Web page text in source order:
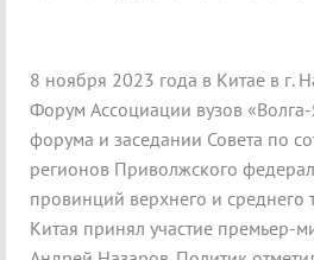
8 ноября 2023 года в Китае в г.
Форум Ассоциации вузов
форума и заседании Совета по
регионов Приволжского
провинций верхнего и среднего
Китая принял участие премьер-